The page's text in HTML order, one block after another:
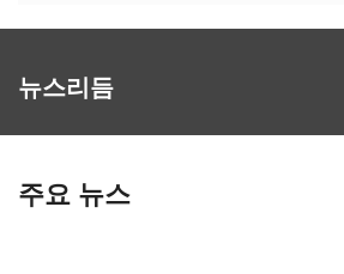
뉴스리듬
주요 뉴스